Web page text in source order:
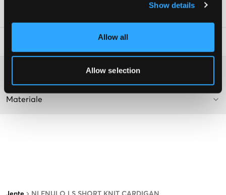
Show details
Allow all
Allow selection
Materiale